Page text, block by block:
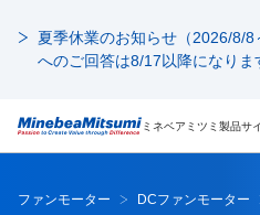
夏季休業のお知らせ（2026/8/
へのご回答は8/17以降になりま
ミネベアミツミ製品サ
ファンモーター DCファンモーター